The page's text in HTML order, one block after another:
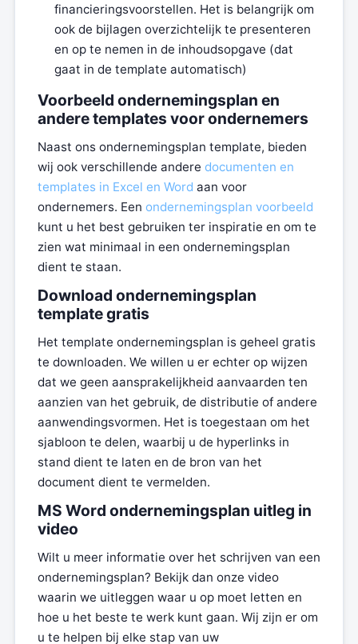
financieringsvoorstellen. Het is belangrijk om
ook de bijlagen overzichtelijk te presenteren
en op te nemen in de inhoudsopgave (dat
gaat in de template automatisch)
Voorbeeld ondernemingsplan en
andere templates voor ondernemers
Naast ons ondernemingsplan template, bieden
wij ook verschillende andere documenten en
templates in Excel en Word aan voor
ondernemers. Een ondernemingsplan voorbeeld
kunt u het best gebruiken ter inspiratie en om te
zien wat minimaal in een ondernemingsplan
dient te staan.
Download ondernemingsplan
template gratis
Het template ondernemingsplan is geheel gratis
te downloaden. We willen u er echter op wijzen
dat we geen aansprakelijkheid aanvaarden ten
aanzien van het gebruik, de distributie of andere
aanwendingsvormen. Het is toegestaan om het
sjabloon te delen, waarbij u de hyperlinks in
stand dient te laten en de bron van het
document dient te vermelden.
MS Word ondernemingsplan uitleg in
video
Wilt u meer informatie over het schrijven van een
ondernemingsplan? Bekijk dan onze video
waarin we uitleggen waar u op moet letten en
hoe u het beste te werk kunt gaan. Wij zijn er om
u te helpen bij elke stap van uw